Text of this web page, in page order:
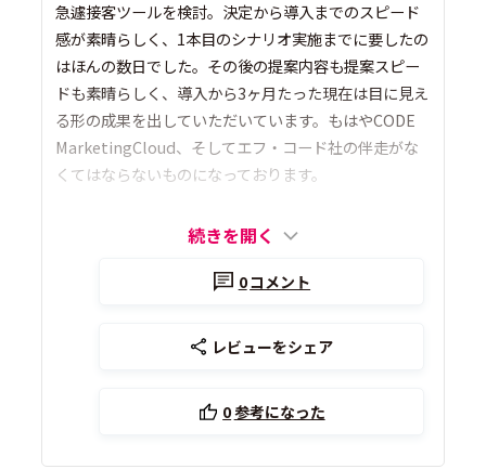
急遽接客ツールを検討。決定から導入までのスピード
感が素晴らしく、1本目のシナリオ実施までに要したの
はほんの数日でした。その後の提案内容も提案スピー
ドも素晴らしく、導入から3ヶ月たった現在は目に見え
る形の成果を出していただいています。もはやCODE
MarketingCloud、そしてエフ・コード社の伴走がな
くてはならないものになっております。
続きを開く
0コメント
レビューをシェア
0参考になった